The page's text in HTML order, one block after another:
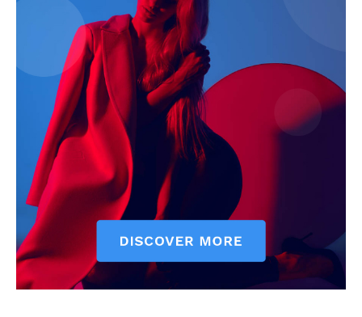
Contact us
Subscription Plans
My account
Quintana Roo
Cancún
Chetumal
Playa del Carmen
Puerto Morelos